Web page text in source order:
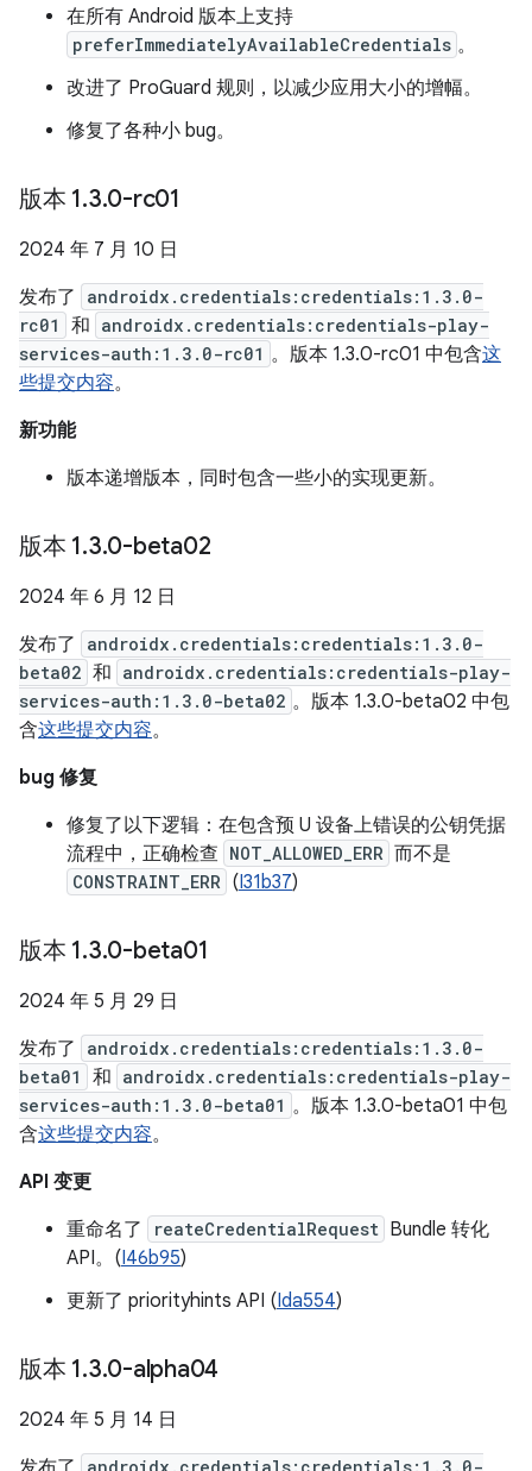
在所有 Android 版本上支持
preferImmediatelyAvailableCredentials 。
改进了 ProGuard 规则，以减少应用大小的增幅。
修复了各种小 bug。
版本 1.3.0-rc01
2024 年 7 月 10 日
发布了
androidx.credentials:credentials:1.3.0-
rc01
和 androidx.credentials:credentials-play-
services-auth:1.3.0-rc01 。版本 1.3.0-rc01 中包含这
些提交内容。
新功能
版本递增版本，同时包含一些小的实现更新。
版本 1.3.0-beta02
2024 年 6 月 12 日
发布了
androidx.credentials:credentials:1.3.0-
beta02 和 androidx.credentials:credentials-play-
services-auth:1.3.0-beta02 。版本 1.3.0-beta02 中包
含这些提交内容。
bug 修复
修复了以下逻辑：在包含预 U 设备上错误的公钥凭据
流程中，正确检查 NOT_ALLOWED_ERR 而不是
CONSTRAINT_ERR (I31b37)
版本 1.3.0-beta01
2024 年 5 月 29 日
发布了
androidx.credentials:credentials:1.3.0-
beta01
和 androidx.credentials:credentials-play-
services-auth:1.3.0-beta01 。版本 1.3.0-beta01 中包
含这些提交内容。
API 变更
重命名了
reateCredentialRequest Bundle 转化
API。(I46b95)
更新了 priorityhints API (Ida554)
版本 1.3.0-alpha04
2024 年 5 月 14 日